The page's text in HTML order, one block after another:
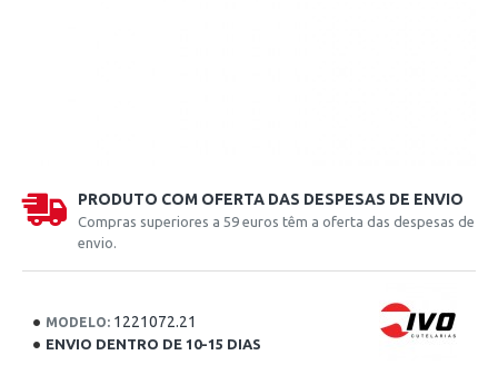
PRODUTO COM OFERTA DAS DESPESAS DE ENVIO
Compras superiores a 59 euros têm a oferta das despesas de
envio.
MODELO: 1221072.21
ENVIO DENTRO DE 10-15 DIAS